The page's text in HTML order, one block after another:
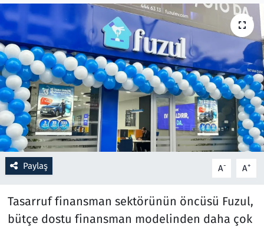
Paylaş A- A+
Tasarruf finansman sektörünün öncüsü Fuzul,
bütçe dostu finansman modelinden daha çok
Resmi İlanlar
Rüya Tabirleri
Sağlık
Savunma Sanayi
Seçim 2023
Spor
Televizyon